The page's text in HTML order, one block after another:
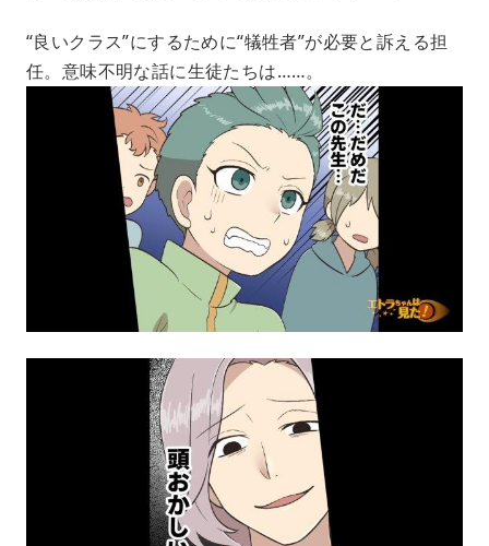
“良いクラス”にするために“犠牲者”が必要と訴える担
任。意味不明な話に生徒たちは……。